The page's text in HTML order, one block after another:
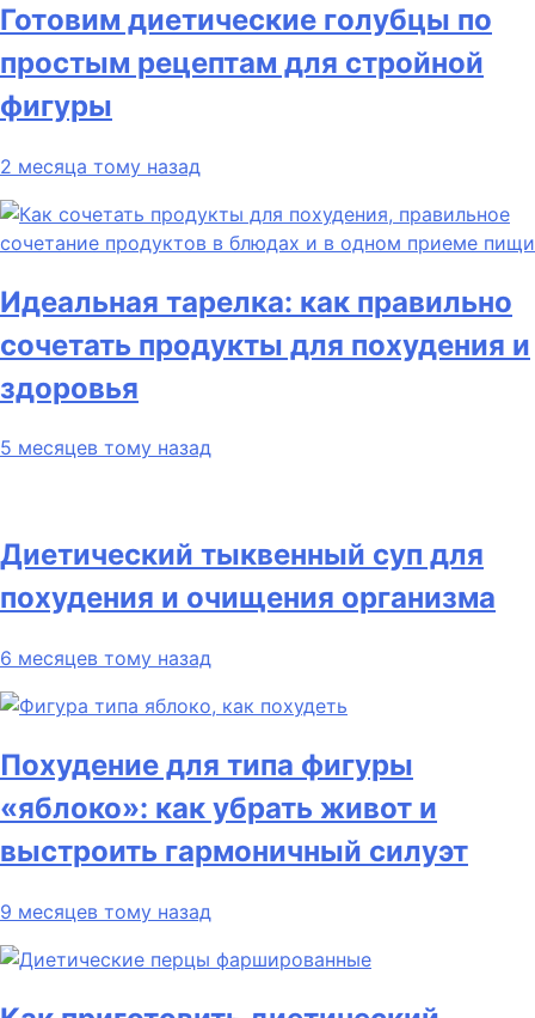
Готовим диетические голубцы по
простым рецептам для стройной
фигуры
2 месяца тому назад
Идеальная тарелка: как правильно
сочетать продукты для похудения и
здоровья
5 месяцев тому назад
Диетический тыквенный суп для
похудения и очищения организма
6 месяцев тому назад
Похудение для типа фигуры
«яблоко»: как убрать живот и
выстроить гармоничный силуэт
9 месяцев тому назад